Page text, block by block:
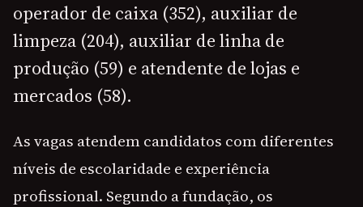
operador de caixa (352), auxiliar de
limpeza (204), auxiliar de linha de
produção (59) e atendente de lojas e
mercados (58).
As vagas atendem candidatos com diferentes
níveis de escolaridade e experiência
profissional. Segundo a fundação, os